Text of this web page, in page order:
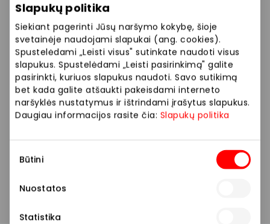
Slapukų politika
Siekiant pagerinti Jūsų naršymo kokybę, šioje
svetainėje naudojami slapukai (ang. cookies).
Spustelėdami „Leisti visus" sutinkate naudoti visus
slapukus. Spustelėdami „Leisti pasirinkimą" galite
pasirinkti, kuriuos slapukus naudoti. Savo sutikimą
bet kada galite atšaukti pakeisdami interneto
naršyklės nustatymus ir ištrindami įrašytus slapukus.
Daugiau informacijos rasite čia: Slapukų politika
pasirinkimas
Būtini
Nuostatos
Statistika
veikiančios parduotuvės ir paslaugų teikėjai
savarankiškai nustato taikomas nuolaidas, jų
dydžius bei kitas aktualias sąlygas. Stengiamės
kuo tiksliau pateikti aktualią informaciją, tačiau,
jei kyla neatitikimų tarp mūsų tinklalapyje
pateiktos informacijos ir faktinės informacijos
parduotuvėje ar paslaugų teikimo vietoje, visada
vadovaukitės tuo, kas nurodyta konkrečioje
klausimais, susijusiais su konkrečiomis
nuolaidomis bei vykstančiomis akcijomis,
parduotuvę ar paslaugų teikimo vietą.